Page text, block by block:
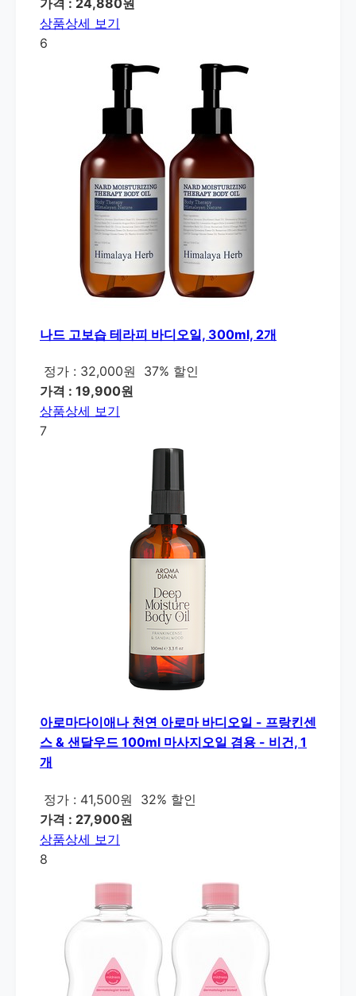
상품상세 보기
6
나드 고보습 테라피 바디오일, 300ml, 2개
정가 : 32,000원
37% 할인
가격 : 19,900원
상품상세 보기
7
아로마다이애나 천연 아로마 바디오일 - 프랑킨센
스 & 샌달우드 100ml 마사지오일 겸용 - 비건, 1
개
정가 : 41,500원
32% 할인
가격 : 27,900원
상품상세 보기
8